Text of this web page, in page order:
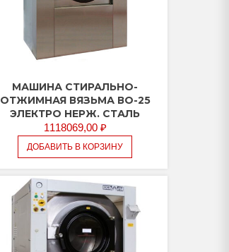
МАШИНА СТИРАЛЬНО-
ОТЖИМНАЯ ВЯЗЬМА ВО-25
ЭЛЕКТРО НЕРЖ. СТАЛЬ
1118069,00 ₽
ДОБАВИТЬ В КОРЗИНУ